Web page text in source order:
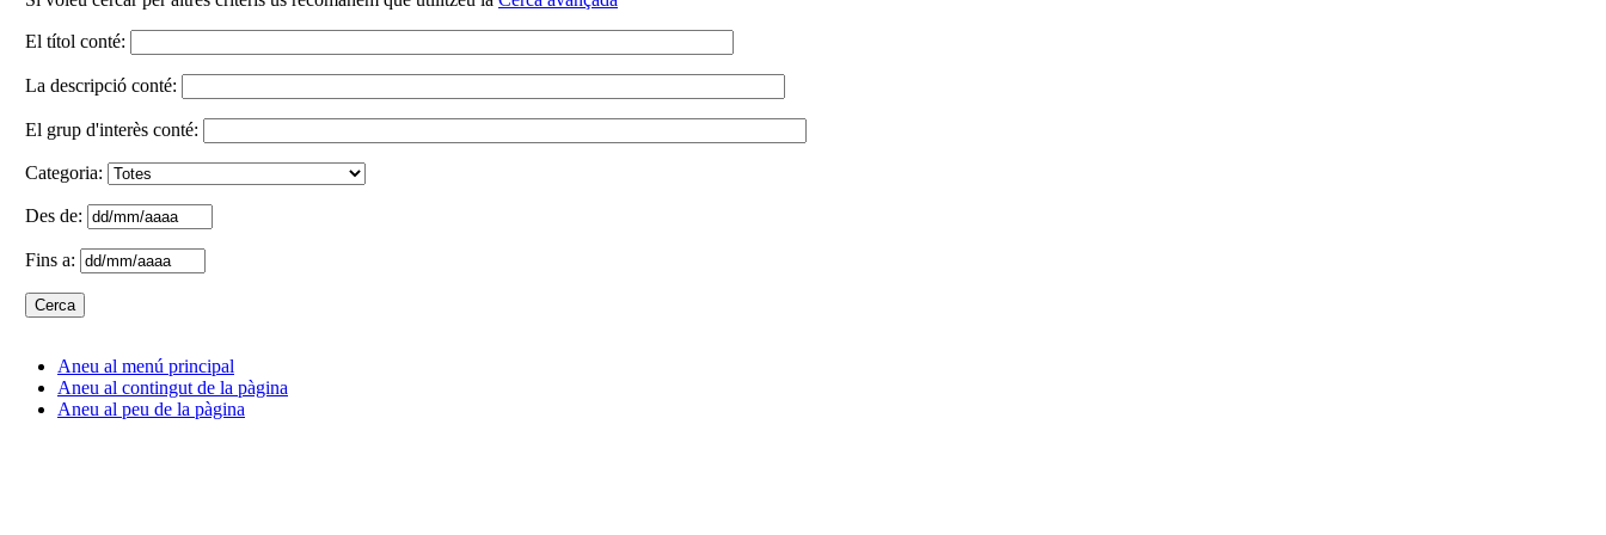
El títol conté:
La descripció conté:
El grup d'interès conté:
Categoria:
Des de:
Fins a:
Aneu al menú principal
Aneu al contingut de la pàgina
Aneu al peu de la pàgina